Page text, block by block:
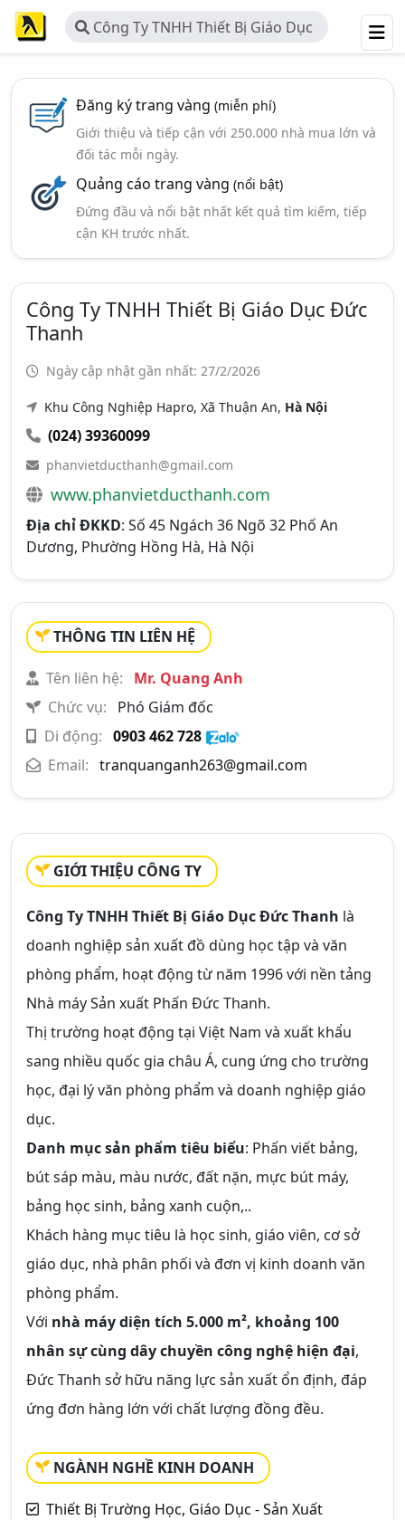
Công Ty TNHH Thiết Bị Giáo Dục
Đức Thanh
Đăng ký trang vàng (miễn phí)
Giới thiệu và tiếp cận với 250.000 nhà mua lớn và
đối tác mỗi ngày.
Quảng cáo trang vàng (nổi bật)
Đứng đầu và nổi bật nhất kết quả tìm kiếm, tiếp
cận KH trước nhất.
Công Ty TNHH Thiết Bị Giáo Dục Đức
Thanh
Ngày cập nhật gần nhất: 27/2/2026
Khu Công Nghiệp Hapro, Xã Thuận An, Hà Nội
(024) 39360099
phanvietducthanh@gmail.com
www.phanvietducthanh.com
Địa chỉ ĐKKD: Số 45 Ngách 36 Ngõ 32 Phố An
Dương, Phường Hồng Hà, Hà Nội
THÔNG TIN LIÊN HỆ
Tên liên hệ:
Mr. Quang Anh
Chức vụ:
Phó Giám đốc
Di động: 0903 462 728
Email: tranquanganh263@gmail.com
GIỚI THIỆU CÔNG TY
Công Ty TNHH Thiết Bị Giáo Dục Đức Thanh là
doanh nghiệp sản xuất đồ dùng học tập và văn
phòng phẩm, hoạt động từ năm 1996 với nền tảng
Nhà máy Sản xuất Phấn Đức Thanh.
Thị trường hoạt động tại Việt Nam và xuất khẩu
sang nhiều quốc gia châu Á, cung ứng cho trường
học, đại lý văn phòng phẩm và doanh nghiệp giáo
dục.
Danh mục sản phẩm tiêu biểu: Phấn viết bảng,
bút sáp màu, màu nước, đất nặn, mực bút máy,
bảng học sinh, bảng xanh cuộn,..
Khách hàng mục tiêu là học sinh, giáo viên, cơ sở
giáo dục, nhà phân phối và đơn vị kinh doanh văn
phòng phẩm.
Với nhà máy diện tích 5.000 m², khoảng 100
nhân sự cùng dây chuyền công nghệ hiện đại,
Đức Thanh sở hữu năng lực sản xuất ổn định, đáp
ứng đơn hàng lớn với chất lượng đồng đều.
NGÀNH NGHỀ KINH DOANH
Thiết Bị Trường Học, Giáo Dục - Sản Xuất